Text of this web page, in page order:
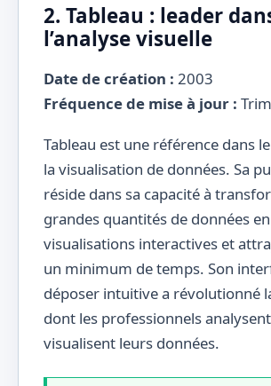
2. Tableau : leader
l’analyse visuelle
Date de création : 2003
Fréquence de mise à jour :
Tableau est une référence dans
la visualisation de données. Sa
réside dans sa capacité à
grandes quantités de données en
visualisations interactives et
un minimum de temps. Son
déposer intuitive a révolutionné
dont les professionnels
visualisent leurs données.